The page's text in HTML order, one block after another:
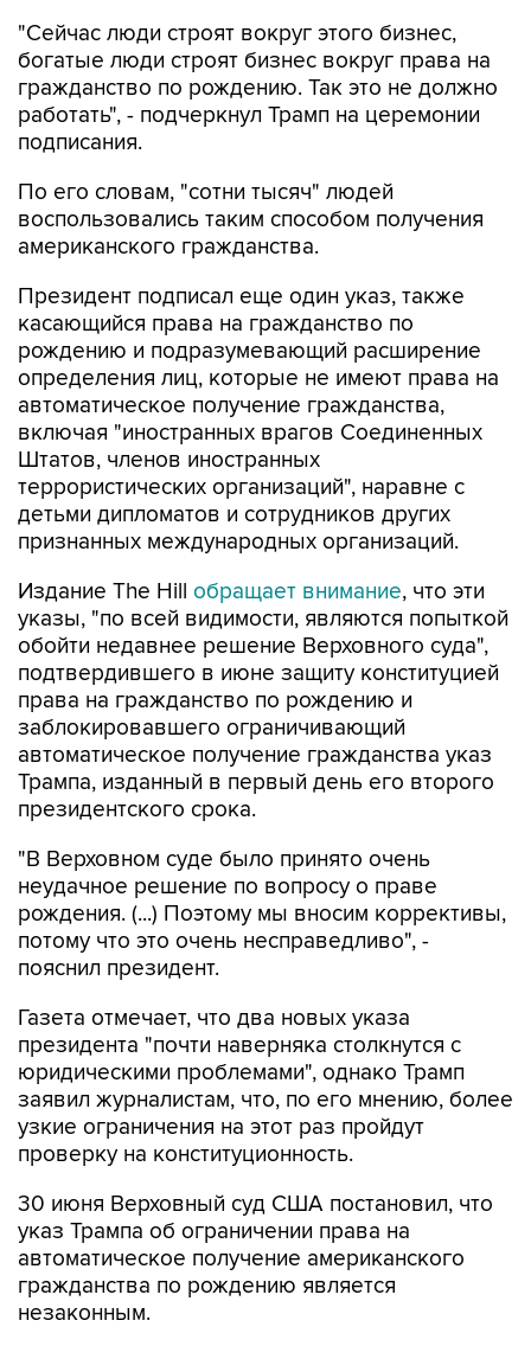
"Сейчас люди строят вокруг этого бизнес,
богатые люди строят бизнес вокруг права на
гражданство по рождению. Так это не должно
работать", - подчеркнул Трамп на церемонии
подписания.
По его словам, "сотни тысяч" людей
воспользовались таким способом получения
американского гражданства.
Президент подписал еще один указ, также
касающийся права на гражданство по
рождению и подразумевающий расширение
определения лиц, которые не имеют права на
автоматическое получение гражданства,
включая "иностранных врагов Соединенных
Штатов, членов иностранных
террористических организаций", наравне с
детьми дипломатов и сотрудников других
признанных международных организаций.
Издание The Hill обращает внимание, что эти
указы, "по всей видимости, являются попыткой
обойти недавнее решение Верховного суда",
подтвердившего в июне защиту конституцией
права на гражданство по рождению и
заблокировавшего ограничивающий
автоматическое получение гражданства указ
Трампа, изданный в первый день его второго
президентского срока.
"В Верховном суде было принято очень
неудачное решение по вопросу о праве
рождения. (...) Поэтому мы вносим коррективы,
потому что это очень несправедливо", -
пояснил президент.
Газета отмечает, что два новых указа
президента "почти наверняка столкнутся с
юридическими проблемами", однако Трамп
заявил журналистам, что, по его мнению, более
узкие ограничения на этот раз пройдут
проверку на конституционность.
30 июня Верховный суд США постановил, что
указ Трампа об ограничении права на
автоматическое получение американского
гражданства по рождению является
незаконным.